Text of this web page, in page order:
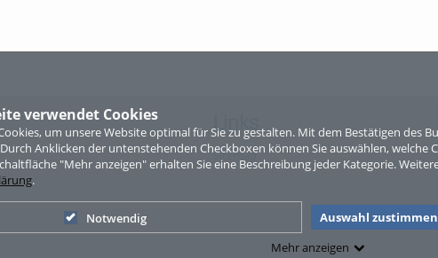
verwendet Cookies
um unsere Website optimal für Sie zu gestalten. Mit dem Bestätigen des
Anklicken der untenstehenden Checkboxen können Sie auswählen, welche
"Mehr anzeigen" erhalten Sie eine Beschreibung jeder Kategorie.
.
Notwendig Auswahl zustimmen
Mehr anzeigen
Links
Sitemap